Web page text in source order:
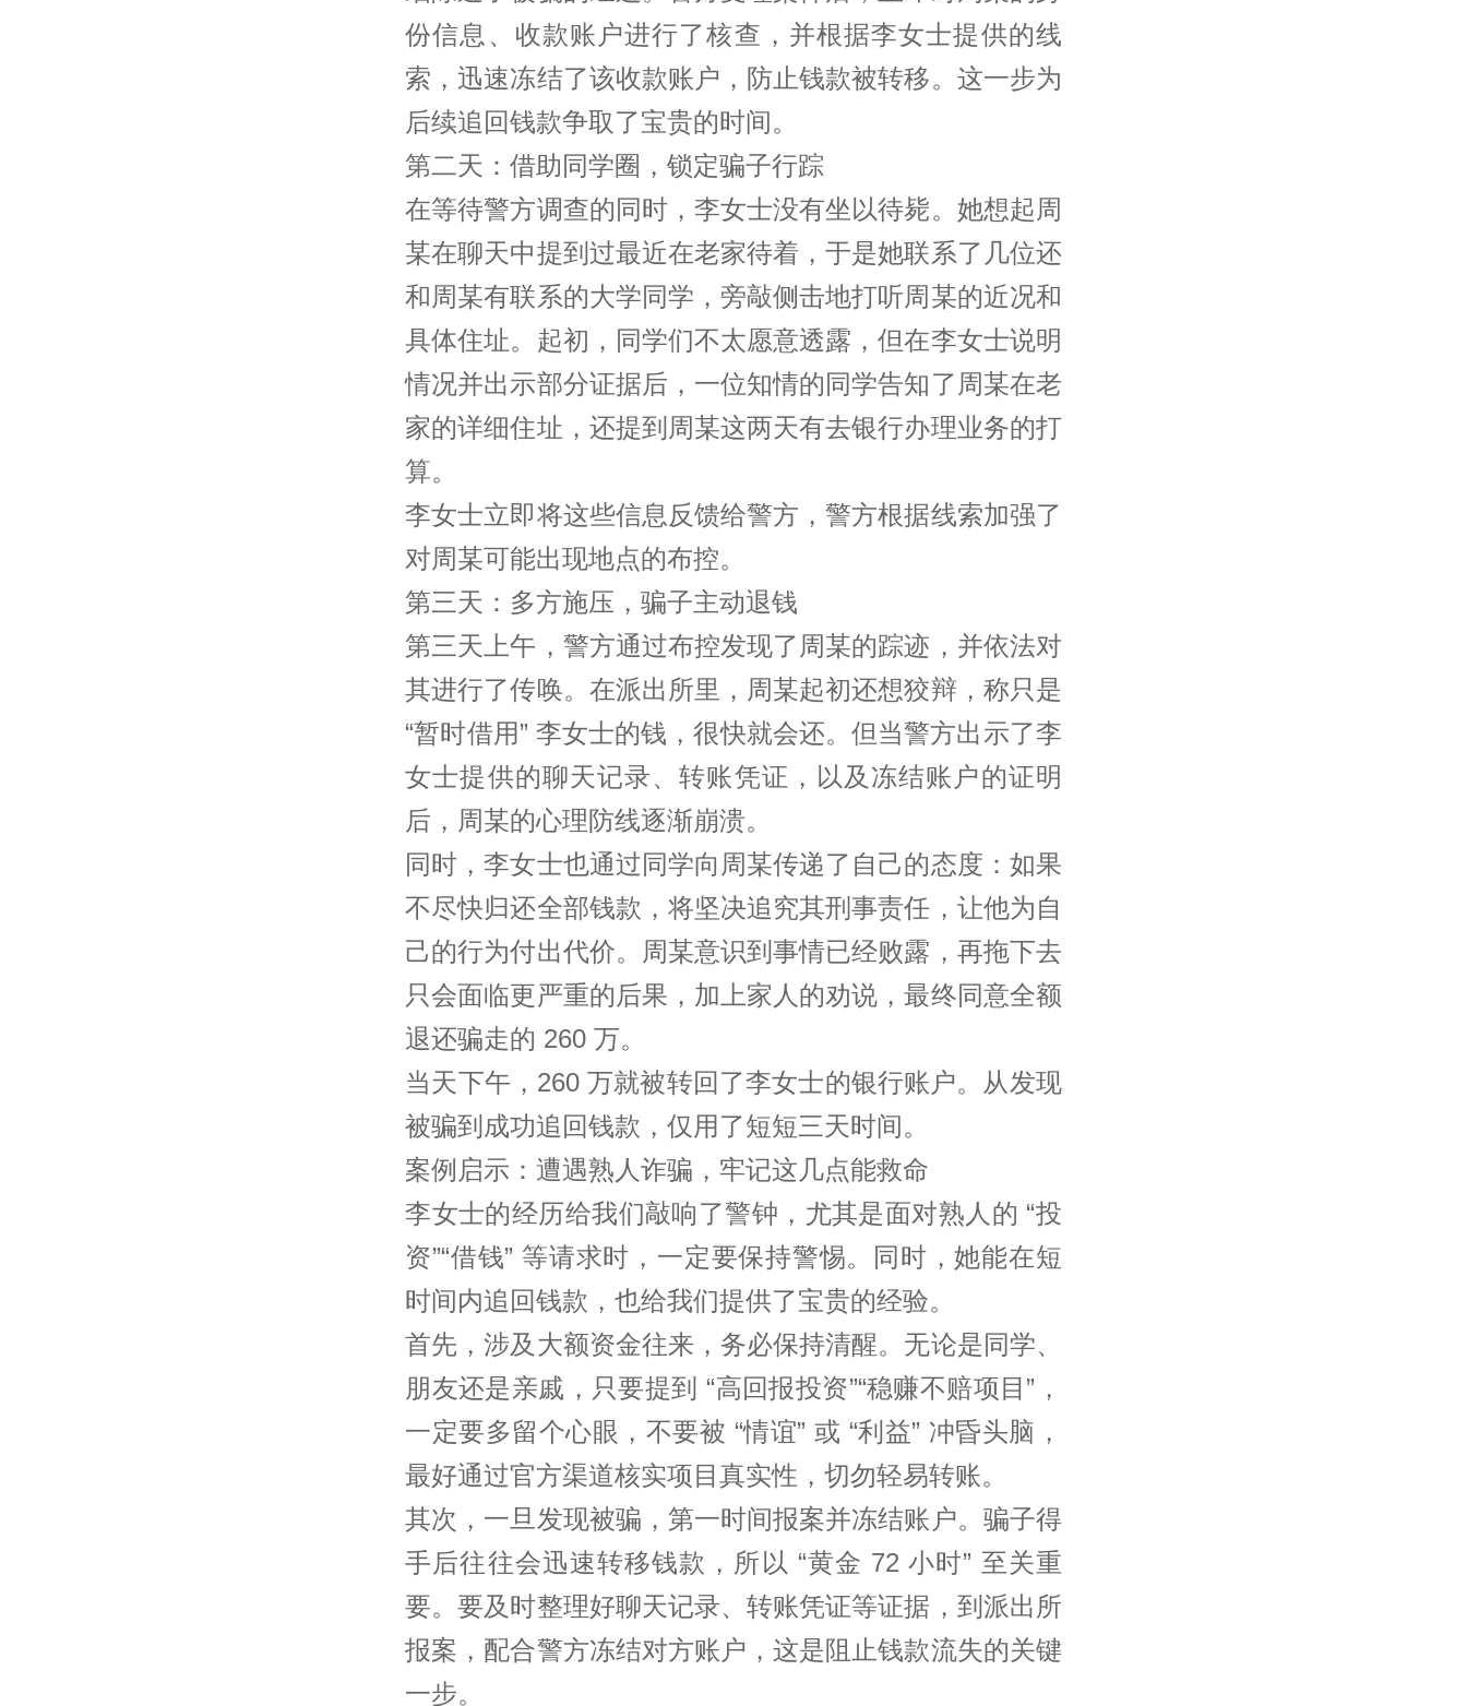
份信息、收款账户进行了核查，并根据李女士提供的线
索，迅速冻结了该收款账户，防止钱款被转移。这一步为
后续追回钱款争取了宝贵的时间。
第二天：借助同学圈，锁定骗子行踪
在等待警方调查的同时，李女士没有坐以待毙。她想起周
某在聊天中提到过最近在老家待着，于是她联系了几位还
和周某有联系的大学同学，旁敲侧击地打听周某的近况和
具体住址。起初，同学们不太愿意透露，但在李女士说明
情况并出示部分证据后，一位知情的同学告知了周某在老
家的详细住址，还提到周某这两天有去银行办理业务的打
算。
李女士立即将这些信息反馈给警方，警方根据线索加强了
对周某可能出现地点的布控。
第三天：多方施压，骗子主动退钱
第三天上午，警方通过布控发现了周某的踪迹，并依法对
其进行了传唤。在派出所里，周某起初还想狡辩，称只是
“暂时借用” 李女士的钱，很快就会还。但当警方出示了李
女士提供的聊天记录、转账凭证，以及冻结账户的证明
后，周某的心理防线逐渐崩溃。
同时，李女士也通过同学向周某传递了自己的态度：如果
不尽快归还全部钱款，将坚决追究其刑事责任，让他为自
己的行为付出代价。周某意识到事情已经败露，再拖下去
只会面临更严重的后果，加上家人的劝说，最终同意全额
退还骗走的 260 万。
当天下午，260 万就被转回了李女士的银行账户。从发现
被骗到成功追回钱款，仅用了短短三天时间。
案例启示：遭遇熟人诈骗，牢记这几点能救命
李女士的经历给我们敲响了警钟，尤其是面对熟人的 “投
资”“借钱” 等请求时，一定要保持警惕。同时，她能在短
时间内追回钱款，也给我们提供了宝贵的经验。
首先，涉及大额资金往来，务必保持清醒。无论是同学、
朋友还是亲戚，只要提到 “高回报投资”“稳赚不赔项目”，
一定要多留个心眼，不要被 “情谊” 或 “利益” 冲昏头脑，
最好通过官方渠道核实项目真实性，切勿轻易转账。
其次，一旦发现被骗，第一时间报案并冻结账户。骗子得
手后往往会迅速转移钱款，所以 “黄金 72 小时” 至关重
要。要及时整理好聊天记录、转账凭证等证据，到派出所
报案，配合警方冻结对方账户，这是阻止钱款流失的关键
一步。